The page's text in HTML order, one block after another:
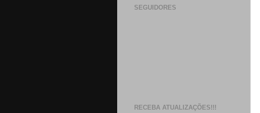
SEGUIDORES
RECEBA ATUALIZAÇÕES!!!